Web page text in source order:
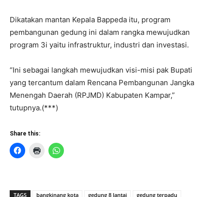
Dikatakan mantan Kepala Bappeda itu, program
pembangunan gedung ini dalam rangka mewujudkan
program 3i yaitu infrastruktur, industri dan investasi.
“Ini sebagai langkah mewujudkan visi-misi pak Bupati
yang tercantum dalam Rencana Pembangunan Jangka
Menengah Daerah (RPJMD) Kabupaten Kampar,”
tutupnya.(***)
Share this:
TAGS bangkinang kota gedung 8 lantai gedung terpadu